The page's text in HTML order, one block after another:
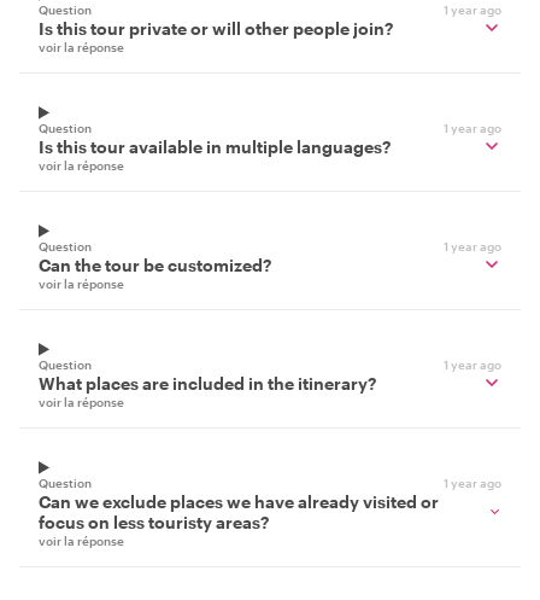
Question 1 year ago
Is this tour private or will other people join?
voir la réponse
Question 1 year ago
Is this tour available in multiple languages?
voir la réponse
Question 1 year ago
Can the tour be customized?
voir la réponse
Question 1 year ago
What places are included in the itinerary?
voir la réponse
Question 1 year ago
Can we exclude places we have already visited or
focus on less touristy areas?
voir la réponse